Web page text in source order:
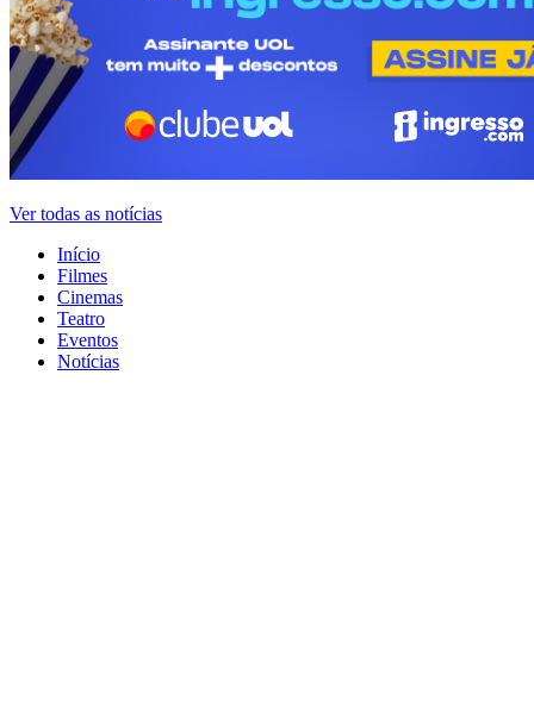
Ver todas as notícias
Início
Filmes
Cinemas
Teatro
Eventos
Notícias